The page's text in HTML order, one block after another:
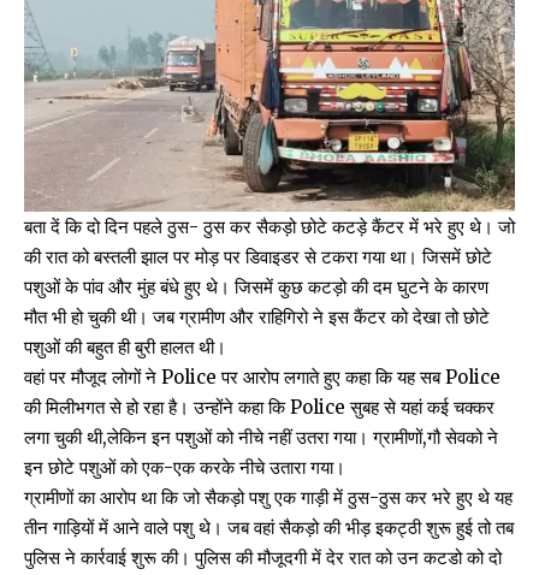
बता दें कि दो दिन पहले ठुस- ठुस कर सैकड़ो छोटे कटड़े कैंटर में भरे हुए थे। जो
की रात को बस्तली झाल पर मोड़ पर डिवाइडर से टकरा गया था। जिसमें छोटे
पशुओं के पांव और मुंह बंधे हुए थे। जिसमें कुछ कटड़ो की दम घुटने के कारण
मौत भी हो चुकी थी। जब ग्रामीण और राहिगिरो ने इस कैंटर को देखा तो छोटे
पशुओं की बहुत ही बुरी हालत थी।
वहां पर मौजूद लोगों ने Police पर आरोप लगाते हुए कहा कि यह सब Police
की मिलीभगत से हो रहा है। उन्होंने कहा कि Police सुबह से यहां कई चक्कर
लगा चुकी थी,लेकिन इन पशुओं को नीचे नहीं उतरा गया। ग्रामीणों,गौ सेवको ने
इन छोटे पशुओं को एक-एक करके नीचे उतारा गया।
ग्रामीणों का आरोप था कि जो सैकड़ो पशु एक गाड़ी में ठुस-ठुस कर भरे हुए थे यह
तीन गाड़ियों में आने वाले पशु थे। जब वहां सैकड़ो की भीड़ इकट्ठी शुरू हुई तो तब
पुलिस ने कार्रवाई शुरू की। पुलिस की मौजूदगी में देर रात को उन कटडो को दो